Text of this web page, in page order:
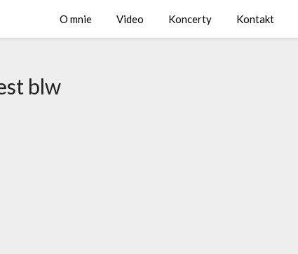
O mnie Video Koncerty Kontakt
blw